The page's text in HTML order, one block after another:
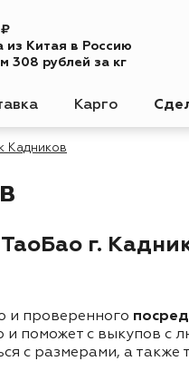
₽
из Китая в Россию
308 рублей за кг
Карго
Кадников
г.
и проверенного
и поможет с выкупов
с размерами, а